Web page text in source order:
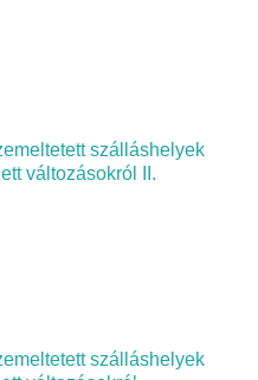
szálláshelyek
változásokról II.
szálláshelyek